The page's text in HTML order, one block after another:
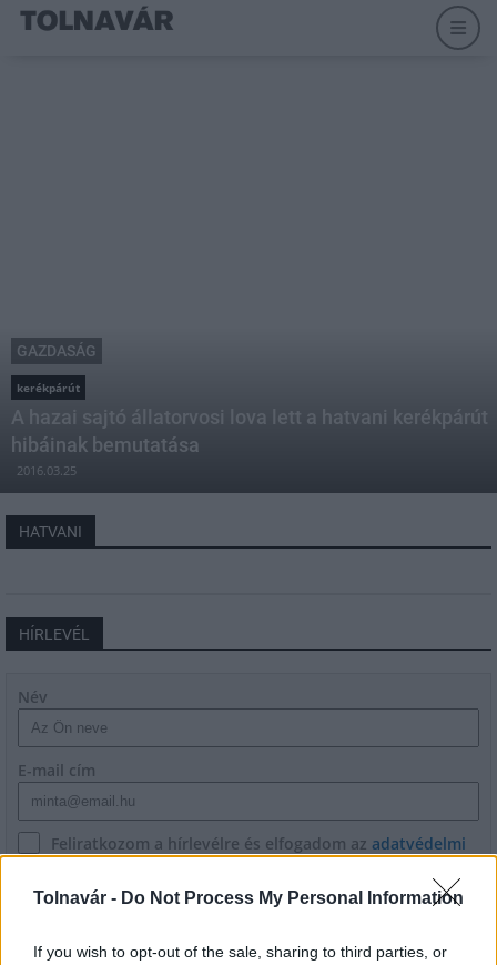
Tolnavár - Do Not Process My Personal Information
If you wish to opt-out of the sale, sharing to third parties, or
GAZDASÁG
kerékpárút
A hazai sajtó állatorvosi lova lett a hatvani kerékpárút
hibáinak bemutatása
2016.03.25
HATVANI
HÍRLEVÉL
Név
E-mail cím
Feliratkozom a hírlevélre és elfogadom az adatvédelmi
FELIRATKOZÁS